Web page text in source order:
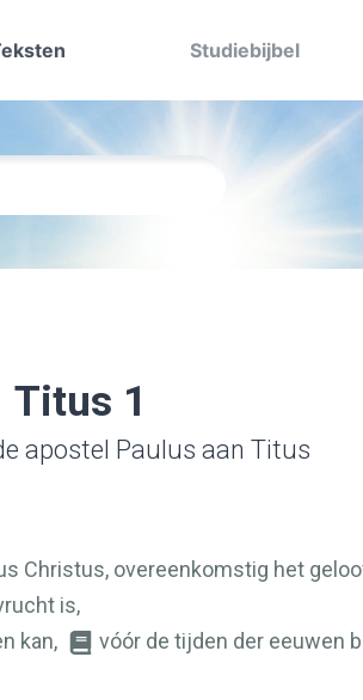
Studiebijbel
Titus 1
apostel Paulus aan Titus
Christus, overeenkomstig het
is,
kan,
vóór de tijden der eeuwen